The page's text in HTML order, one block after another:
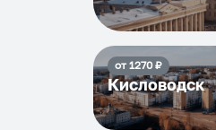
от 1270₽
Кисловодск